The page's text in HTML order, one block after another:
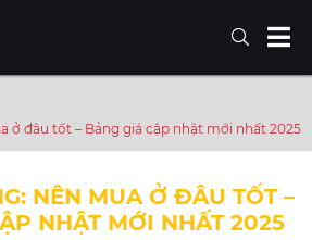
ở đâu tốt – Bảng giá cập nhật mới nhất 2025
NÊN MUA Ở ĐÂU TỐT –
NHẬT MỚI NHẤT 2025